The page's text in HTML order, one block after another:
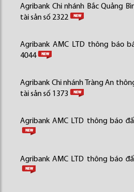
Agribank Chi nhánh Bắc Quảng
tài sản số 2322
Agribank AMC LTD thông báo
4044
Agribank Chi nhánh Tràng An
tài sản số 1373
Agribank AMC LTD thông báo
Agribank AMC LTD thông báo